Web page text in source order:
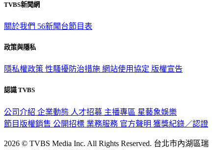
TVBS新聞網
關於我們 56新聞台節目表
政策與隱私
隱私權政策 性騷擾防治措施 網站使用協定 版權宣告
認識 TVBS
公司介紹 企業動態 人才招募 主播專區 星藝象娛樂
節目版權銷售 公開招標 業務服務 官方聲明 獲獎紀錄／認證
2026 © TVBS Media Inc. All Rights Reserved. 台北市內湖區瑞